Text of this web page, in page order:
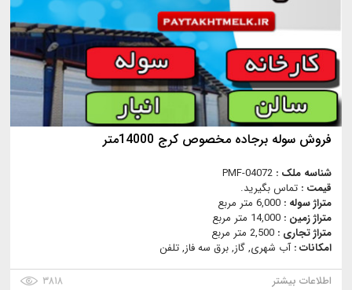
فروش سوله برجاده مخصوص کرج 14000متر
شناسه ملک : PMF-04072
قیمت : تماس بگیرید.
متراژ سوله : 6,000 متر مربع
متراژ زمین : 14,000 متر مربع
متراژ تجاری : 2,500 متر مربع
امکانات :آب شهری, گاز, برق سه فاز, تلفن
اطلاعات بیشتر
۳۸۱۸